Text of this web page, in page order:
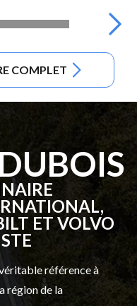
COMPLET
ET VOLVO
véritable référence à
région de la